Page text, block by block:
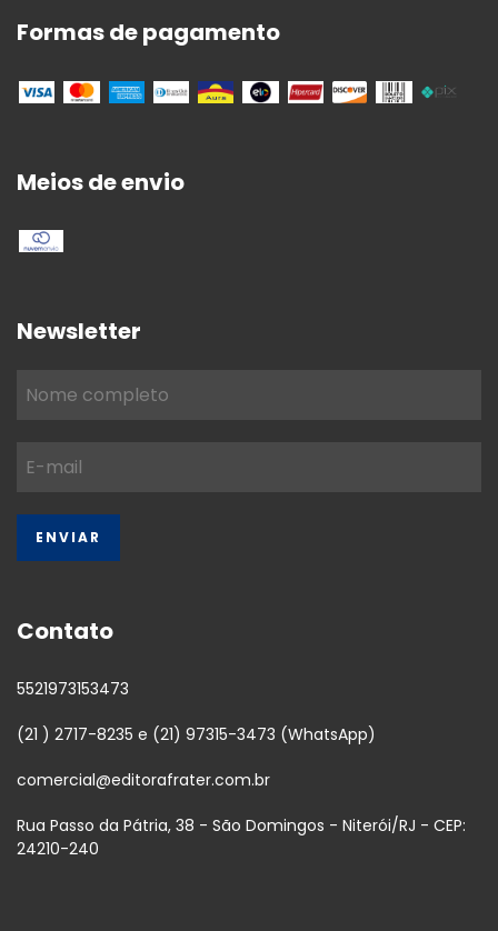
Formas de pagamento
Meios de envio
Newsletter
Contato
5521973153473
(21 ) 2717-8235 e (21) 97315-3473 (WhatsApp)
comercial@editorafrater.com.br
Rua Passo da Pátria, 38 - São Domingos - Niterói/RJ - CEP:
24210-240